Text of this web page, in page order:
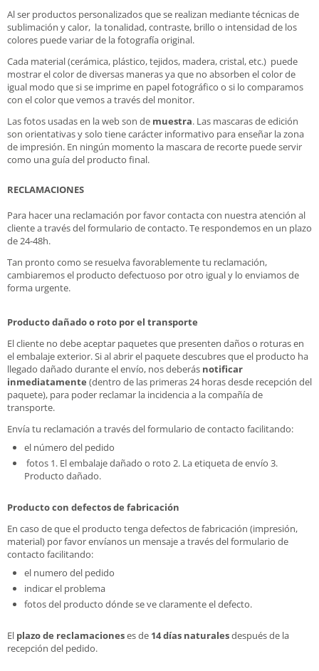
Al ser productos personalizados que se realizan mediante técnicas de
sublimación y calor, la tonalidad, contraste, brillo o intensidad de los
colores puede variar de la fotografía original.
Cada material (cerámica, plástico, tejidos, madera, cristal, etc.) puede
mostrar el color de diversas maneras ya que no absorben el color de
igual modo que si se imprime en papel fotográfico o si lo comparamos
con el color que vemos a través del monitor.
Las fotos usadas en la web son de muestra. Las mascaras de edición
son orientativas y solo tiene carácter informativo para enseñar la zona
de impresión. En ningún momento la mascara de recorte puede servir
como una guía del producto final.
RECLAMACIONES
Para hacer una reclamación por favor contacta con nuestra atención al
cliente a través del formulario de contacto. Te respondemos en un plazo
de 24-48h.
Tan pronto como se resuelva favorablemente tu reclamación,
cambiaremos el producto defectuoso por otro igual y lo enviamos de
forma urgente.
Producto dañado o roto por el transporte
El cliente no debe aceptar paquetes que presenten daños o roturas en
el embalaje exterior. Si al abrir el paquete descubres que el producto ha
llegado dañado durante el envío, nos deberás notificar
inmediatamente (dentro de las primeras 24 horas desde recepción del
paquete), para poder reclamar la incidencia a la compañía de
transporte.
Envía tu reclamación a través del formulario de contacto facilitando:
el número del pedido
fotos 1. El embalaje dañado o roto 2. La etiqueta de envío 3.
Producto dañado.
Producto con defectos de fabricación
En caso de que el producto tenga defectos de fabricación (impresión,
material) por favor envíanos un mensaje a través del formulario de
contacto facilitando:
el numero del pedido
indicar el problema
fotos del producto dónde se ve claramente el defecto.
El plazo de reclamacioneses de 14 días naturalesdespués de la
recepción del pedido.